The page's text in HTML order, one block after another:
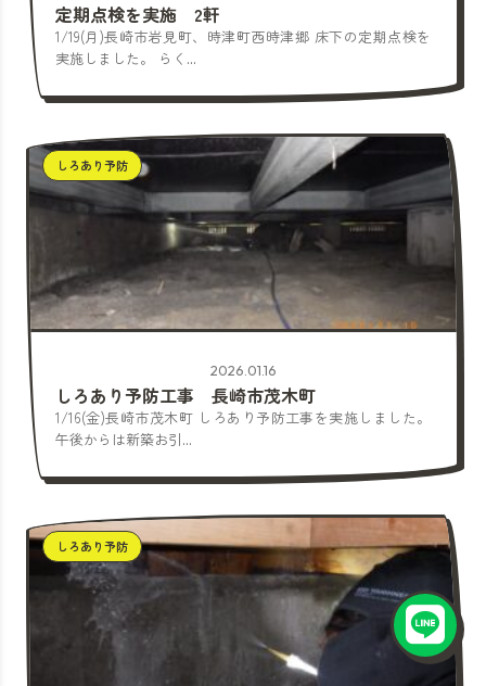
定期点検を実施 2軒
1/19(月)長崎市岩見町、時津町西時津郷 床下の定期点検を
実施しました。 らく...
しろあり予防
2026.01.16
しろあり予防工事 長崎市茂木町
1/16(金)長崎市茂木町 しろあり予防工事を実施しました。
午後からは新築お引...
しろあり予防